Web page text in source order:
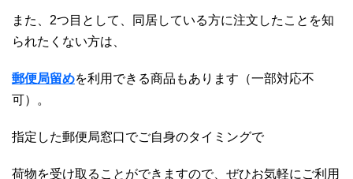
また、2つ目として、同居している方に注文したことを知
られたくない方は、
郵便局留めを利用できる商品もあります（一部対応不
可）。
指定した郵便局窓口でご自身のタイミングで
荷物を受け取ることができますので、ぜひお気軽にご利用